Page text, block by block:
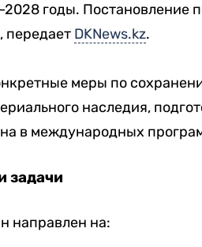
годы. Постановление
, передает DKNews.kz.
меры по
наследия,
в международных
задачи
направлен на: